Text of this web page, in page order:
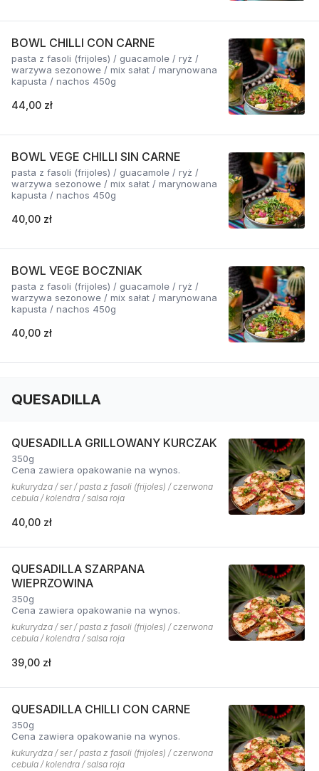
BOWL CHILLI CON CARNE
pasta z fasoli (frijoles) / guacamole / ryż /
warzywa sezonowe / mix sałat / marynowana
kapusta / nachos 450g
44,00 zł
BOWL VEGE CHILLI SIN CARNE
pasta z fasoli (frijoles) / guacamole / ryż /
warzywa sezonowe / mix sałat / marynowana
kapusta / nachos 450g
40,00 zł
BOWL VEGE BOCZNIAK
pasta z fasoli (frijoles) / guacamole / ryż /
warzywa sezonowe / mix sałat / marynowana
kapusta / nachos 450g
40,00 zł
QUESADILLA
QUESADILLA GRILLOWANY KURCZAK
350g
Cena zawiera opakowanie na wynos.
kukurydza / ser / pasta z fasoli (frijoles) / czerwona
cebula / kolendra / salsa roja
40,00 zł
QUESADILLA SZARPANA
WIEPRZOWINA
350g
Cena zawiera opakowanie na wynos.
kukurydza / ser / pasta z fasoli (frijoles) / czerwona
cebula / kolendra / salsa roja
39,00 zł
QUESADILLA CHILLI CON CARNE
350g
Cena zawiera opakowanie na wynos.
kukurydza / ser / pasta z fasoli (frijoles) / czerwona
cebula / kolendra / salsa roja